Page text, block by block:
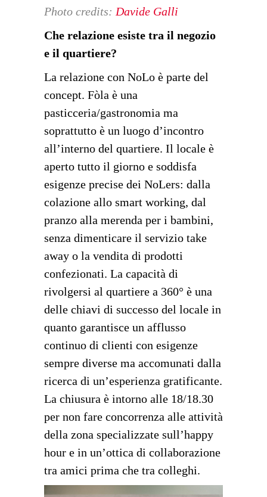
Photo credits: Davide Galli
Che relazione esiste tra il negozio
e il quartiere?
La relazione con NoLo è parte del
concept. Fòla è una
pasticceria/gastronomia ma
soprattutto è un luogo d’incontro
all’interno del quartiere. Il locale è
aperto tutto il giorno e soddisfa
esigenze precise dei NoLers: dalla
colazione allo smart working, dal
pranzo alla merenda per i bambini,
senza dimenticare il servizio take
away o la vendita di prodotti
confezionati. La capacità di
rivolgersi al quartiere a 360° è una
delle chiavi di successo del locale in
quanto garantisce un afflusso
continuo di clienti con esigenze
sempre diverse ma accomunati dalla
ricerca di un’esperienza gratificante.
La chiusura è intorno alle 18/18.30
per non fare concorrenza alle attività
della zona specializzate sull’happy
hour e in un’ottica di collaborazione
tra amici prima che tra colleghi.